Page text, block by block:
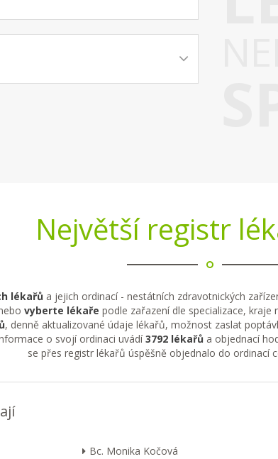
Největší registr
lékařů a jejich ordinací - nestátních zdravotnických
vyberte lékaře podle zařazení dle specializace,
, denně aktualizované údaje lékařů, možnost zaslat
o svojí ordinaci uvádí3792 lékařů a objednací
se přes registr lékařů úspěšně objednalo do ordinací
Bc. Monika Kočová